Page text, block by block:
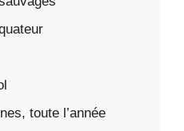
toute l’année